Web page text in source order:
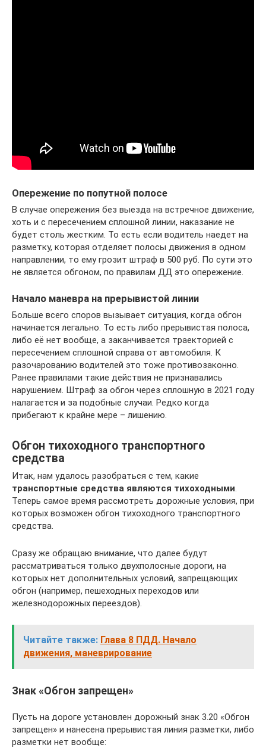
Опережение по попутной полосе
В случае опережения без выезда на встречное движение,
хоть и с пересечением сплошной линии, наказание не
будет столь жестким. То есть если водитель наедет на
разметку, которая отделяет полосы движения в одном
направлении, то ему грозит штраф в 500 руб. По сути это
не является обгоном, по правилам ДД это опережение.
Начало маневра на прерывистой линии
Больше всего споров вызывает ситуация, когда обгон
начинается легально. То есть либо прерывистая полоса,
либо её нет вообще, а заканчивается траекторией с
пересечением сплошной справа от автомобиля. К
разочарованию водителей это тоже противозаконно.
Ранее правилами такие действия не признавались
нарушением. Штраф за обгон через сплошную в 2021 году
налагается и за подобные случаи. Редко когда
прибегают к крайне мере – лишению.
Обгон тихоходного транспортного
средства
Итак, нам удалось разобраться с тем, какие
транспортные средства являются тихоходными.
Теперь самое время рассмотреть дорожные условия, при
которых возможен обгон тихоходного транспортного
средства.
Сразу же обращаю внимание, что далее будут
рассматриваться только двухполосные дороги, на
которых нет дополнительных условий, запрещающих
обгон (например, пешеходных переходов или
железнодорожных переездов).
Читайте также: Глава 8 ПДД. Начало
движения, маневрирование
Знак «Обгон запрещен»
Пусть на дороге установлен дорожный знак 3.20 «Обгон
запрещен» и нанесена прерывистая линия разметки, либо
разметки нет вообще: